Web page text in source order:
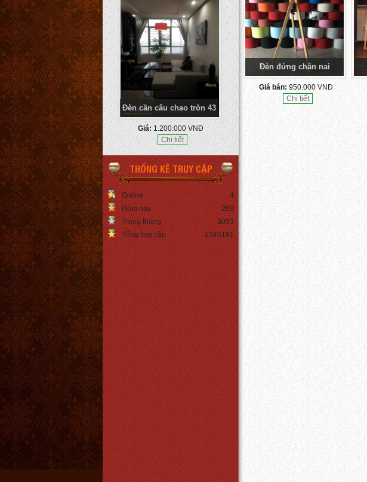
Đèn cần câu chao tròn 43
Giá: 1.200.000 VNĐ
Chi tiết
Đèn ngủ chân hình thang
Giá:450.000 VNĐ
Chi tiết
Den led edison ST64
Giá:Liên hệ
Chi tiết
THỐNG KÊ TRUY CẬP
Online
4
Hôm nay
269
Trong tháng
3053
Tổng truy cập
1345181
Đèn đứng chân nai
Giá bán: 950.000 VNĐ
Chi tiết